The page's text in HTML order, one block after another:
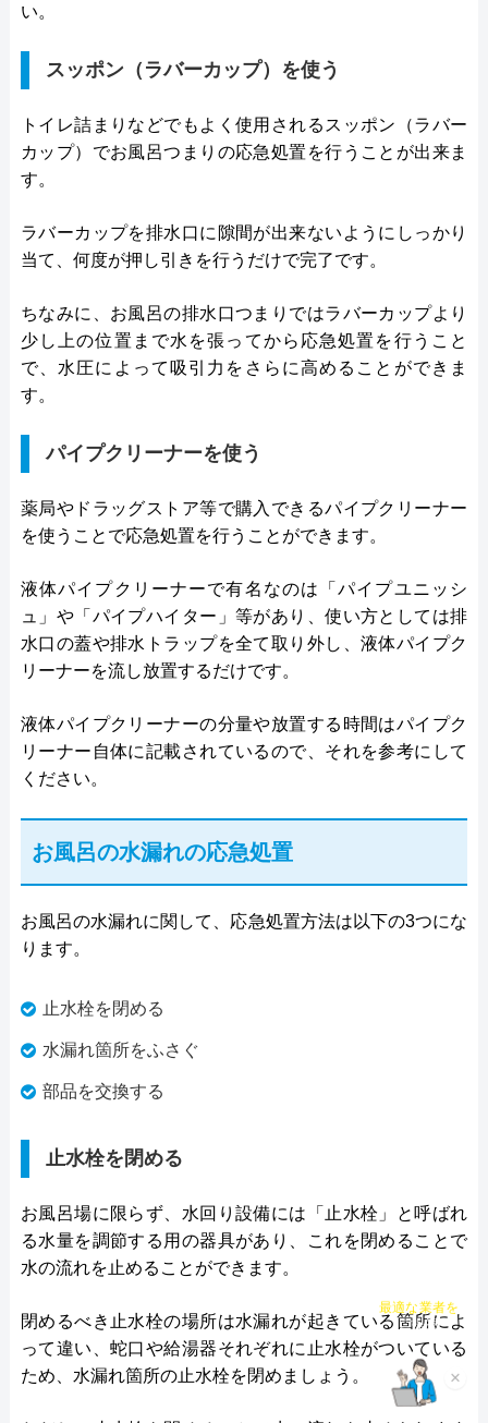
い。
スッポン（ラバーカップ）を使う
トイレ詰まりなどでもよく使用されるスッポン（ラバー
カップ）でお風呂つまりの応急処置を行うことが出来ま
す。
ラバーカップを排水口に隙間が出来ないようにしっかり
当て、何度が押し引きを行うだけで完了です。
ちなみに、お風呂の排水口つまりではラバーカップより
少し上の位置まで水を張ってから応急処置を行うこと
で、水圧によって吸引力をさらに高めることができま
す。
パイプクリーナーを使う
薬局やドラッグストア等で購入できるパイプクリーナー
を使うことで応急処置を行うことができます。
液体パイプクリーナーで有名なのは「パイプユニッシ
ュ」や「パイプハイター」等があり、使い方としては排
水口の蓋や排水トラップを全て取り外し、液体パイプク
リーナーを流し放置するだけです。
液体パイプクリーナーの分量や放置する時間はパイプク
リーナー自体に記載されているので、それを参考にして
ください。
お風呂の水漏れの応急処置
お風呂の水漏れに関して、応急処置方法は以下の3つにな
ります。
止水栓を閉める
水漏れ箇所をふさぐ
部品を交換する
止水栓を閉める
お風呂場に限らず、水回り設備には「止水栓」と呼ばれ
る水量を調節する用の器具があり、これを閉めることで
水の流れを止めることができます。
閉めるべき止水栓の場所は水漏れが起きている箇所によ
って違い、蛇口や給湯器それぞれに止水栓がついている
ため、水漏れ箇所の止水栓を閉めましょう。
×
チャット診断で
最適な業者を
ご提案